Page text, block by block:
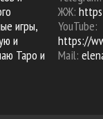
игры,
и
Таро и
ЖЖ:
YouTube:
https://
Mail: